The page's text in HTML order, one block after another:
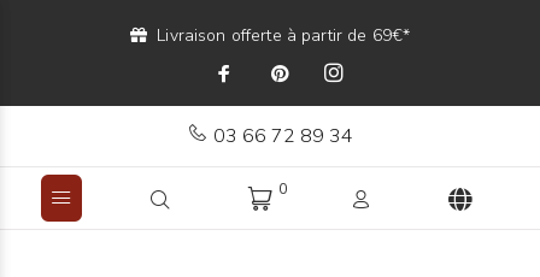
Livraison offerte à partir de 69€*
03 66 72 89 34
0